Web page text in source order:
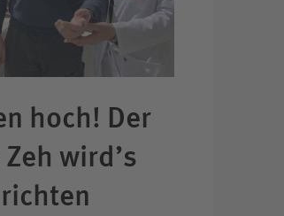
hoch! Der
wird’s